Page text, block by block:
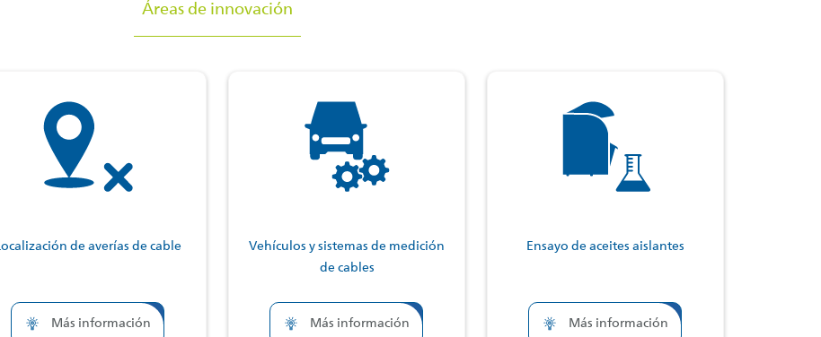
Áreas de innovación
Localización de averías de cable
Más información
Vehículos y sistemas de medición
de cables
Más información
Ensayo de aceites aislantes
Más información